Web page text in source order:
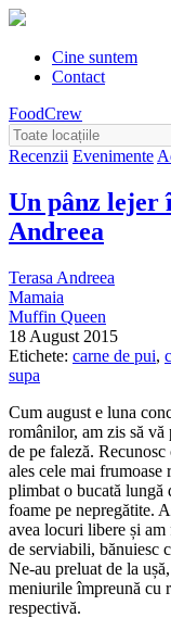
Cine suntem
Contact
FoodCrew
Recenzii Evenimente
Un pânz lejer
Andreea
Terasa Andreea
Mamaia
Muffin Queen
18 August 2015
Etichete: carne de pui,
supa
Cum august e luna
românilor, am zis să vă
de pe faleză.
ales cele mai frumoase
plimbat o bucată lungă
foame pe nepregătite.
avea locuri libere și am
de serviabili, bănuiesc
Ne-au preluat de la
meniurile împreună cu
respectivă.